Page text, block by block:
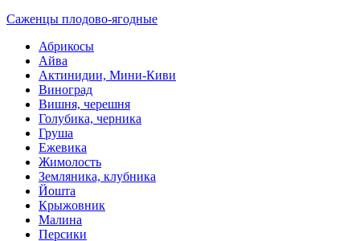
Саженцы плодово-ягодные
Абрикосы
Айва
Актинидии, Мини-Киви
Виноград
Вишня, черешня
Голубика, черника
Груша
Ежевика
Жимолость
Земляника, клубника
Йошта
Крыжовник
Малина
Персики